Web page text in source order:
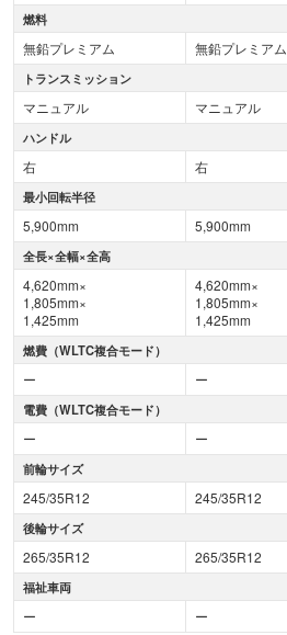
燃料
無鉛プレミアム 無鉛プレミアム
トランスミッション
マニュアル マニュアル
ハンドル
右 右
最小回転半径
5,900mm 5,900mm
全長×全幅×全高
4,620mm×
1,805mm×
1,425mm
4,620mm×
1,805mm×
1,425mm
燃費（WLTC複合モード）
ー ー
電費（WLTC複合モード）
ー ー
前輪サイズ
245/35R12 245/35R12
後輪サイズ
265/35R12 265/35R12
福祉車両
ー ー